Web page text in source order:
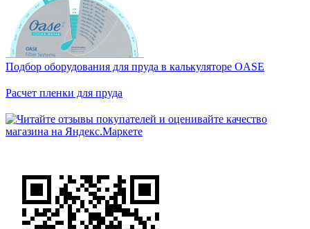
Подбор оборудования для пруда в калькуляторе OASE
Расчет пленки для пруда